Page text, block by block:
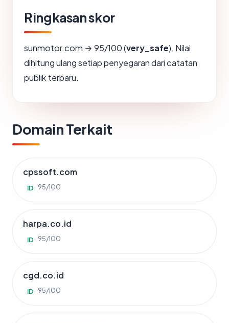
Ringkasan skor
sunmotor.com → 95/100 (very_safe). Nilai
dihitung ulang setiap penyegaran dari catatan
publik terbaru.
Domain Terkait
cpssoft.com
ID 95/100
harpa.co.id
ID 95/100
cgd.co.id
ID 95/100